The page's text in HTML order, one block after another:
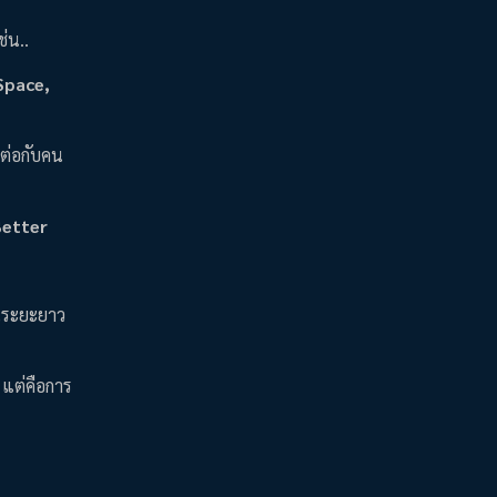
น..
อกับคน
ะยะยาว
ต่คือการ